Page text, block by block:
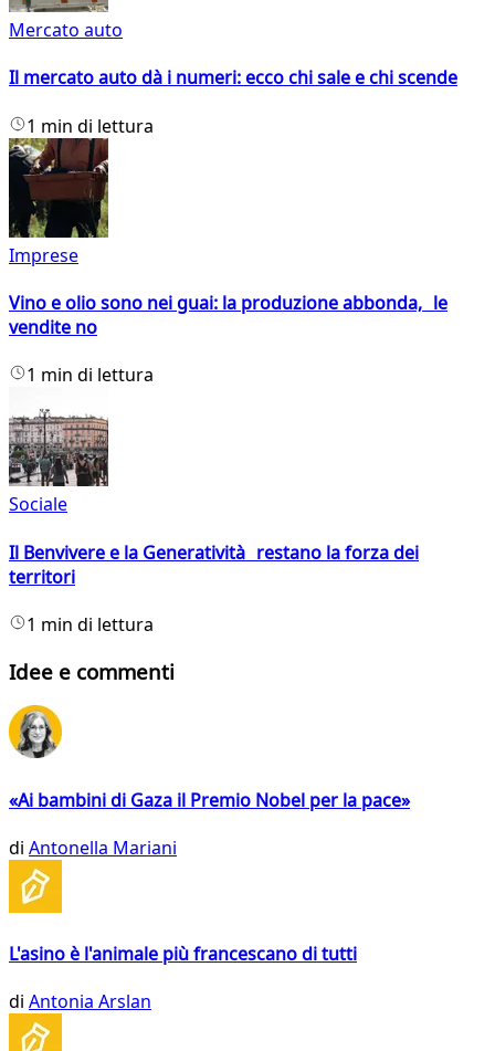
Mercato auto
Il mercato auto dà i numeri: ecco chi sale e chi scende
1 min di lettura
Imprese
Vino e olio sono nei guai: la produzione abbonda, le
vendite no
1 min di lettura
Sociale
Il Benvivere e la Generatività restano la forza dei
territori
1 min di lettura
Idee e commenti
«Ai bambini di Gaza il Premio Nobel per la pace»
di Antonella Mariani
L'asino è l'animale più francescano di tutti
di Antonia Arslan